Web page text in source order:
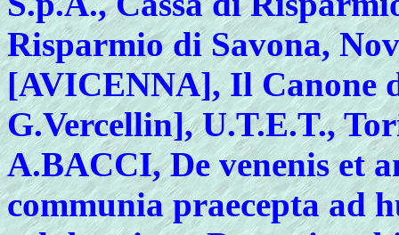
Risparmio di Savona,
[AVICENNA], Il Canone
G.Vercellin], U.T.E.T.,
A.BACCI, De venenis et
communia praecepta ad